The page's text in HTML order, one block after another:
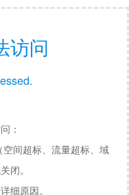
访问
：
间超标、流量超标、域
闭。
细原因。